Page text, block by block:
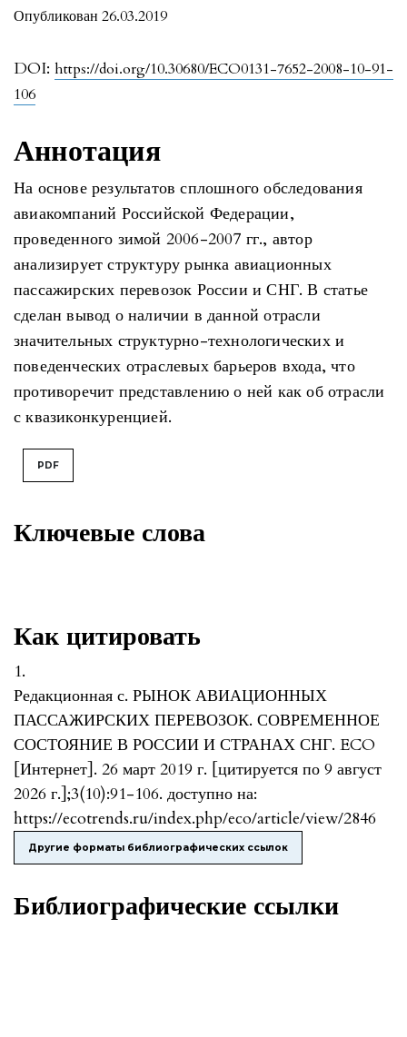
DOI: https://doi.org/10.30680/ECO0131-7652-2008-10-91-
106
Опубликован 26.03.2019
Ключевые слова
Как цитировать
1.
Редакционная с. РЫНОК АВИАЦИОННЫХ
ПАССАЖИРСКИХ ПЕРЕВОЗОК. СОВРЕМЕННОЕ
СОСТОЯНИЕ В РОССИИ И СТРАНАХ СНГ. ECO
[Интернет]. 26 март 2019 г. [цитируется по 9 август
2026 г.];3(10):91-106. доступно на:
https://ecotrends.ru/index.php/eco/article/view/2846
Другие форматы библиографических ссылок
Аннотация
На основе результатов сплошного обследования
авиакомпаний Российской Федерации,
проведенного зимой 2006-2007 гг., автор
анализирует структуру рынка авиационных
пассажирских перевозок России и СНГ. В статье
сделан вывод о наличии в данной отрасли
значительных структурно-технологических и
поведенческих отраслевых барьеров входа, что
противоречит представлению о ней как об отрасли
с квазиконкуренцией.
PDF
Библиографические ссылки